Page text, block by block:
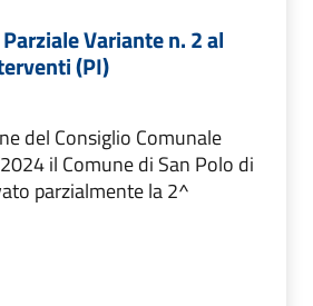
Variante n. 2 al
(PI)
del Consiglio Comunale
il Comune di San Polo di
parzialmente la 2^